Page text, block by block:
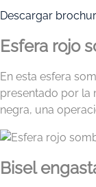
Descargar
Esfera rojo
En esta esfera
presentado por la
negra, una
Bisel